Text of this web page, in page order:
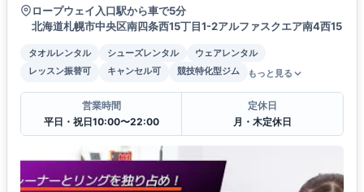
ロープウェイ入口駅から車で5分
北海道札幌市中央区南四条西15丁目1-2アルファスクエア南4西15
タオルレンタル シューズレンタル
ウェアレンタル
レッスン振替可
キャンセル可 競技特化型ジム もっと見る
営業時間
平日・祝日10:00〜22:00
定休日
月・木定休日